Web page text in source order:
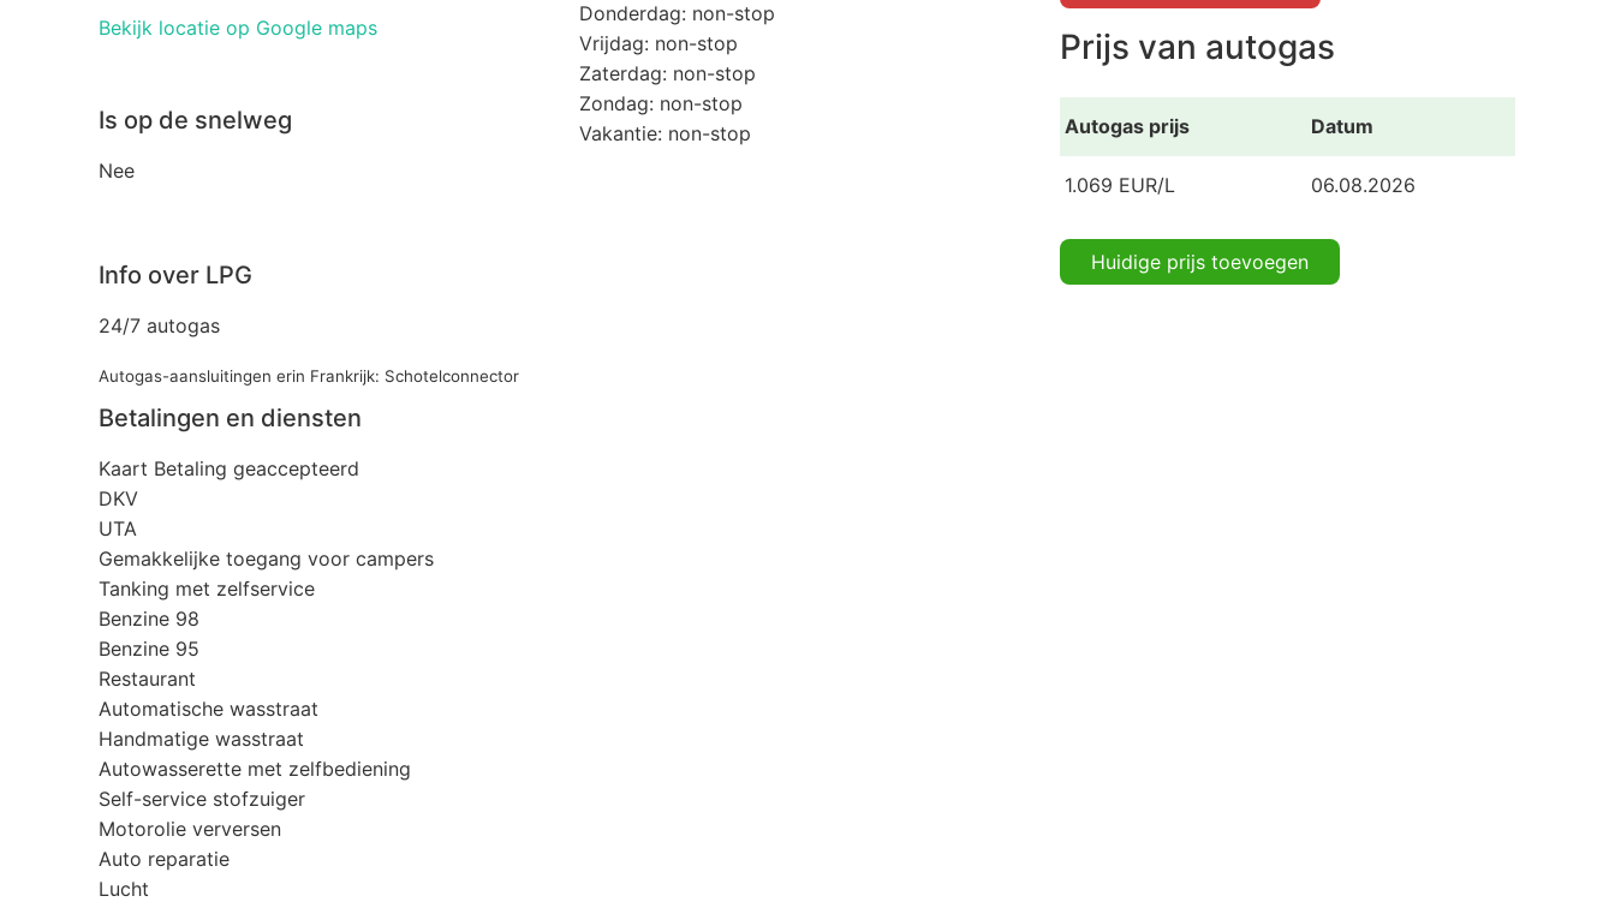
Bekijk locatie op Google maps
Is op de snelweg
Nee
Donderdag: non-stop
Vrijdag: non-stop
Zaterdag: non-stop
Zondag: non-stop
Vakantie: non-stop
Info over LPG
24/7 autogas
Autogas-aansluitingen erin Frankrijk: Schotelconnector
Betalingen en diensten
Kaart Betaling geaccepteerd
DKV
UTA
Gemakkelijke toegang voor campers
Tanking met zelfservice
Benzine 98
Benzine 95
Restaurant
Automatische wasstraat
Handmatige wasstraat
Autowasserette met zelfbediening
Self-service stofzuiger
Motorolie verversen
Auto reparatie
Lucht
Prijs van autogas
Autogas prijs Datum
1.069 EUR/L 06.08.2026
Huidige prijs toevoegen